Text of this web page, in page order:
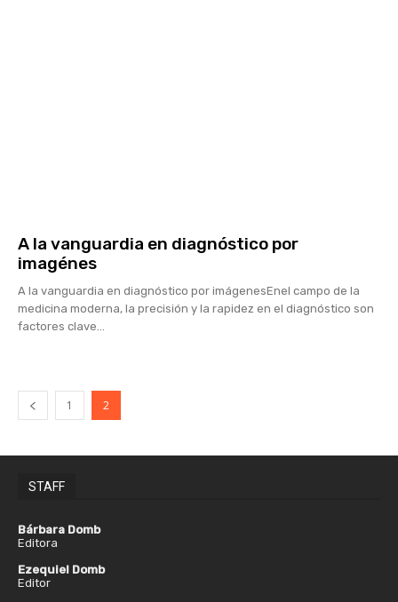
A la vanguardia en diagnóstico por
imagénes
A la vanguardia en diagnóstico por imágenesEnel campo de la
medicina moderna, la precisión y la rapidez en el diagnóstico son
factores clave...
1 2
STAFF
Bárbara Domb
Editora
Ezequiel Domb
Editor